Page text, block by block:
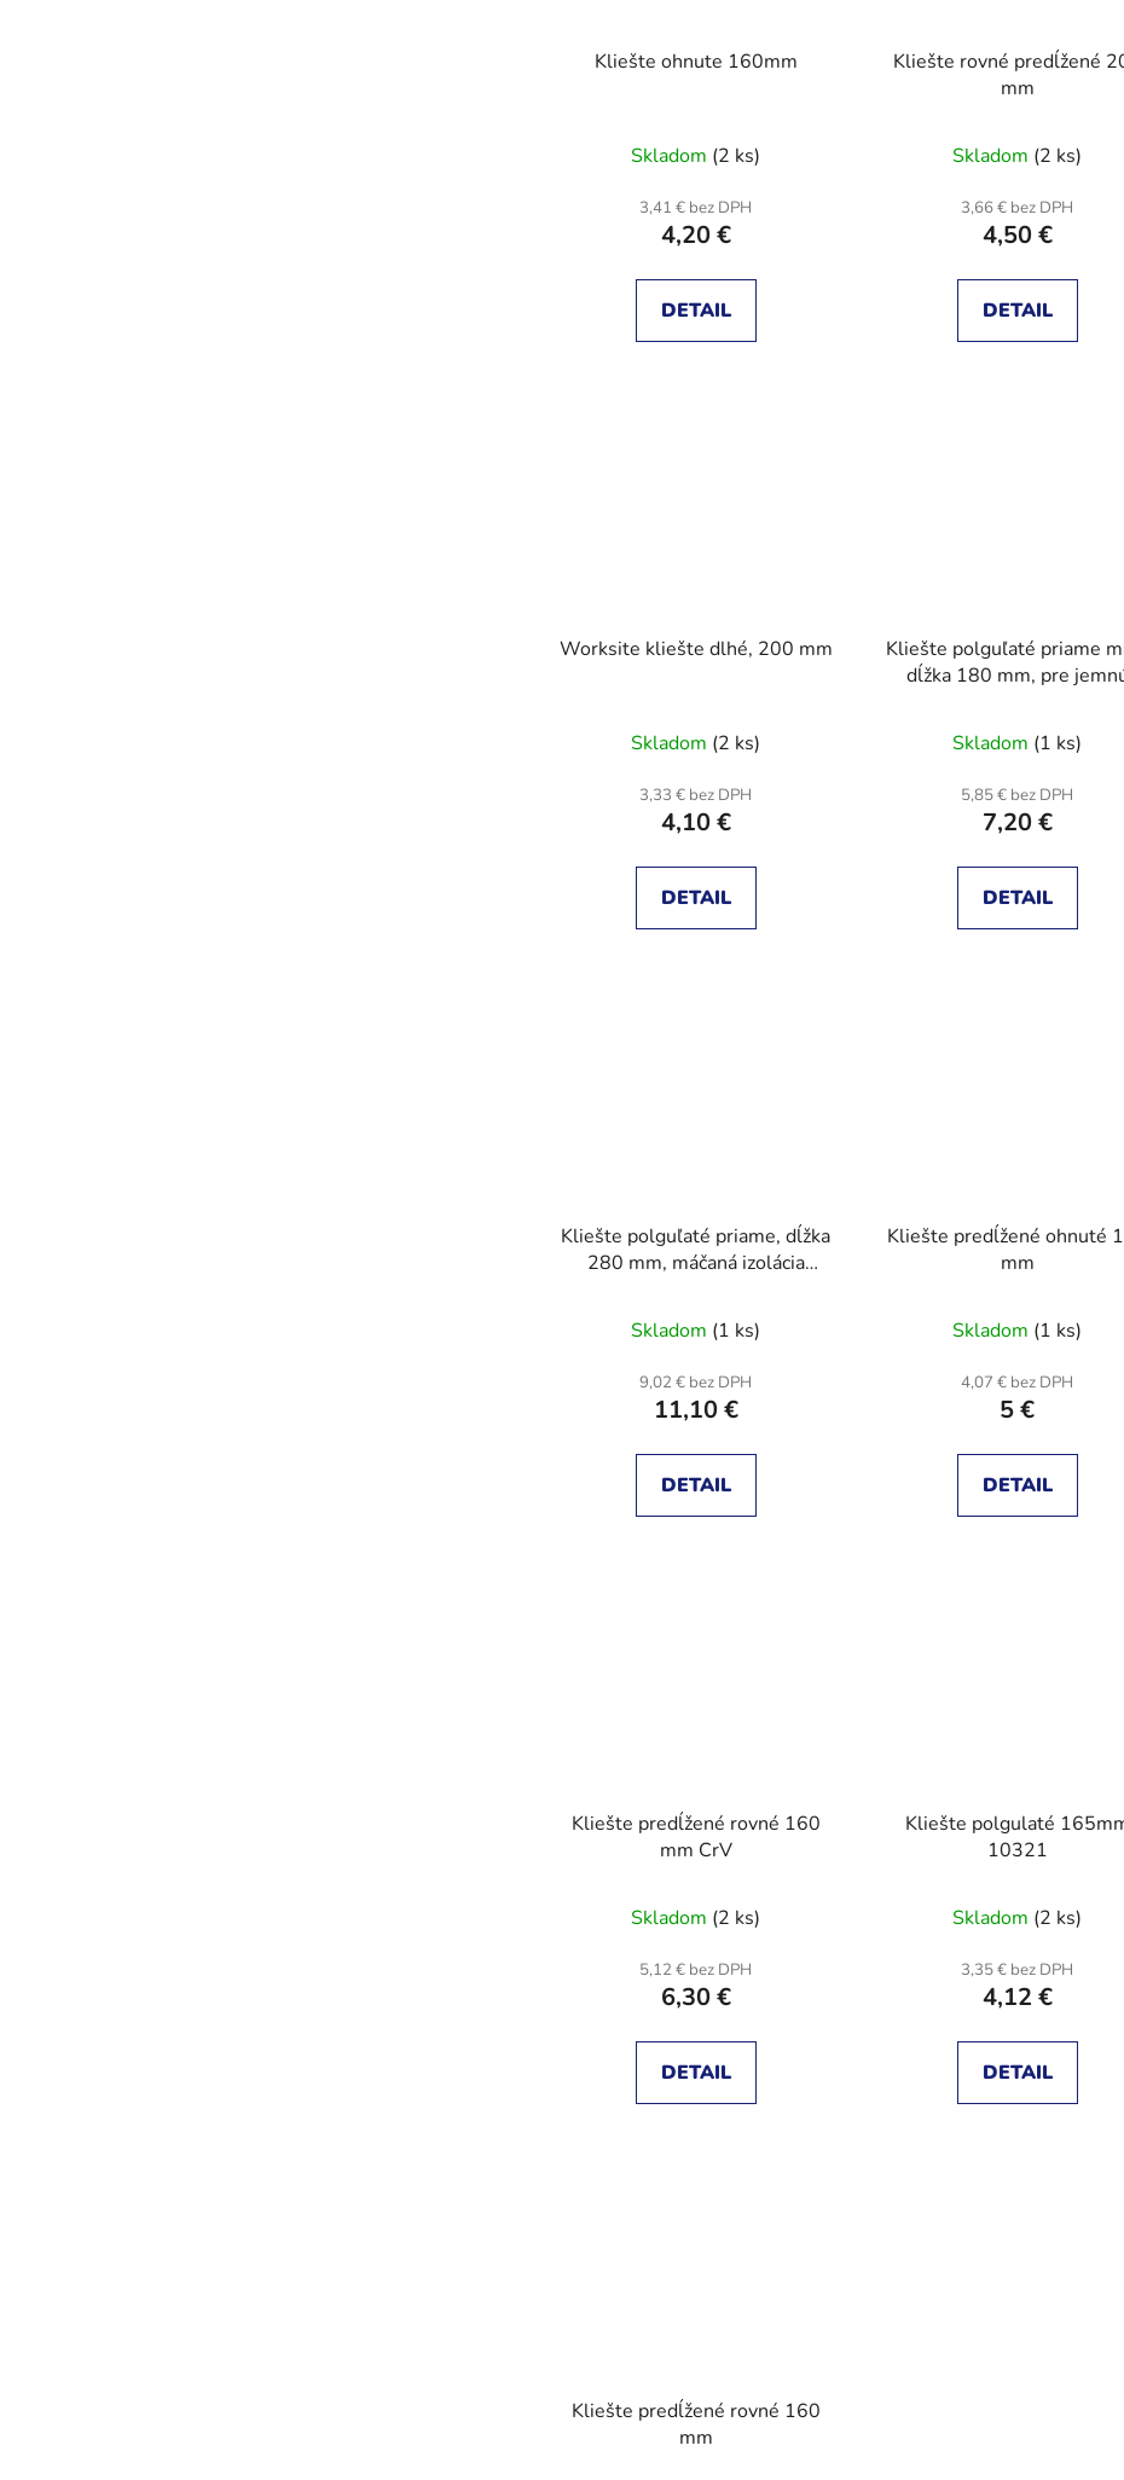
Kliešte ohnute 160mm
Skladom (2 ks)
3,41 € bez DPH
4,20 €
DETAIL
Kliešte rovné predĺžené
mm
Skladom (2 ks)
3,66 € bez DPH
4,50 €
DETAIL
Worksite kliešte dlhé, 200 mm
Skladom (2 ks)
3,33 € bez DPH
4,10 €
DETAIL
Kliešte polguľaté priame
dĺžka 180 mm, pre
Skladom (1 ks)
5,85 € bez DPH
7,20 €
DETAIL
Kliešte polguľaté priame, dĺžka
280 mm, máčaná izolácia
Skladom (1 ks)
9,02 € bez DPH
11,10 €
DETAIL
Kliešte predĺžené ohnuté
mm
Skladom (1 ks)
4,07 € bez DPH
5 €
DETAIL
Kliešte predĺžené rovné 160
mm CrV
Skladom (2 ks)
5,12 € bez DPH
6,30 €
DETAIL
Kliešte polgulaté
10321
Skladom (2 ks)
3,35 € bez DPH
4,12 €
DETAIL
Kliešte predĺžené rovné 160
mm